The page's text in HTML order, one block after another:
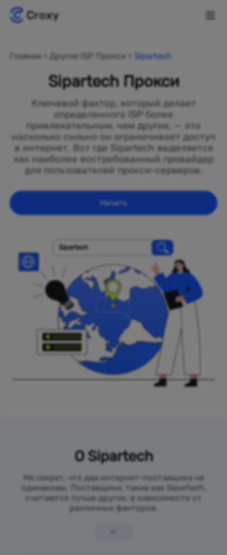
Главная Другие ISP Прокси Sipartech
Sipartech Прокси
Ключевой фактор, который делает
определенного ISP более
привлекательным, чем другие, — это
насколько сильно он ограничивает доступ
в интернет. Вот где Sipartech выделяется
как наиболее востребованный провайдер
для пользователей прокси-серверов.
Начать
Sipartech
О Sipartech
Не секрет, что два интернет-поставщика не
одинаковы. Поставщики, такие как Sipartech,
считаются лучше других, в зависимости от
различных факторов.